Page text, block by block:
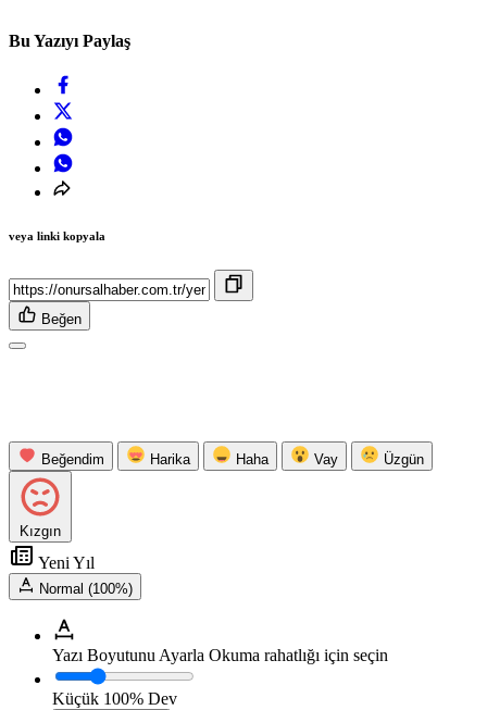
Bu Yazıyı Paylaş
veya linki kopyala
Beğen
Beğendim Harika Haha Vay Üzgün
Kızgın
Yeni Yıl
Normal (100%)
Yazı Boyutunu Ayarla Okuma rahatlığı için seçin
Küçük 100% Dev